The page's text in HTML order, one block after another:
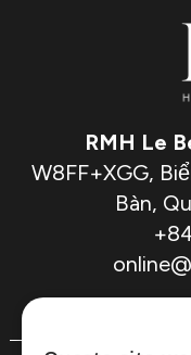
RMH Le
W8FF+XGG,
Bàn,